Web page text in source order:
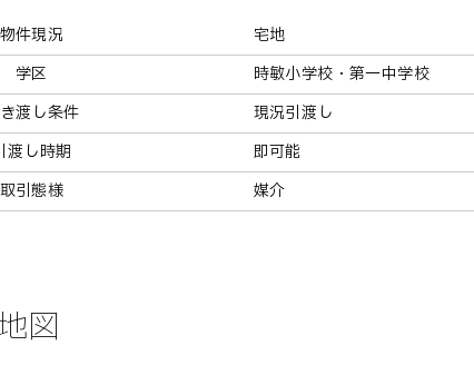
物件現況
宅地
学区
時敏小学校・第一中学校
渡し条件
現況引渡し
渡し時期
即可能
取引態様
媒介
図